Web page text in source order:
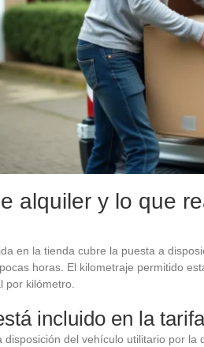
alquiler y lo que
en la tienda cubre la puesta a
horas. El kilometraje permitido
por kilómetro.
incluido en la
disposición del vehículo utilitario por la